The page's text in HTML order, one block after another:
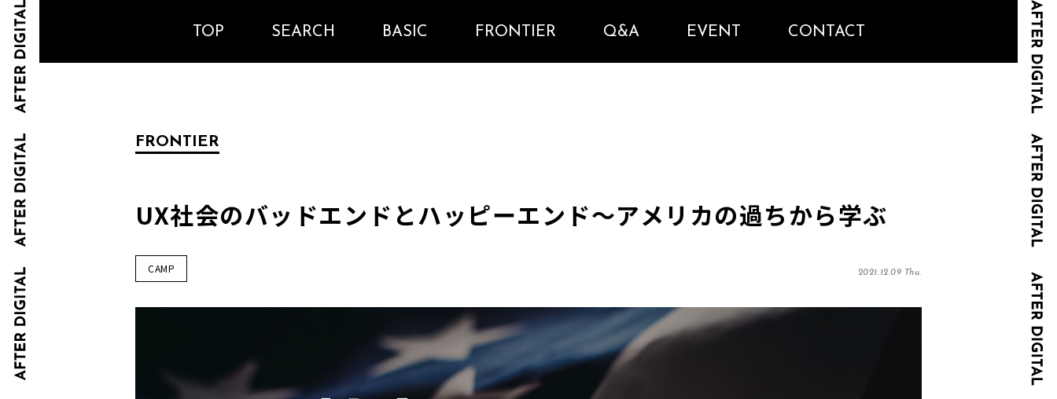
TOP SEARCH BASIC FRONTIER Q&A EVENT CONTACT
FRONTIER
UX社会のバッドエンドとハッピーエンド～アメリカの過ちから学ぶ
CAMP 2021.12.09 Thu.